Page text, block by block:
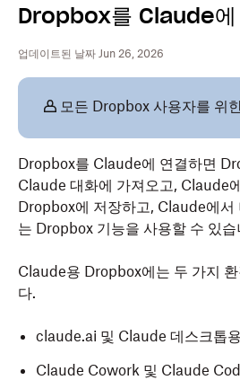
Dropbox를 Claude에
업데이트된 날짜 Jun 26, 2026
모든 Dropbox 사용자를 위
Dropbox를 Claude에 연결하면
Claude 대화에 가져오고, Claude
Dropbox에 저장하고, Claude에서
는 Dropbox 기능을 사용할 수 있습
Claude용 Dropbox에는 두 가지
다.
claude.ai 및 Claude 데스크톱
Claude Cowork 및 Claude